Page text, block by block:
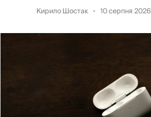
Кирило Шостак 10 серпня 2026